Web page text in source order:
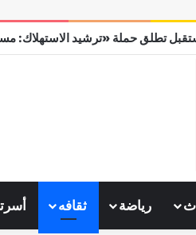
تطلق حملة «ترشيد الاستهلاك:
رياضة ثقافه